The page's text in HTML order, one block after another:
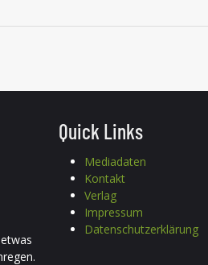
Quick Links
Mediadaten
Kontakt
Verlag
Impressum
Datenschutzerklärung